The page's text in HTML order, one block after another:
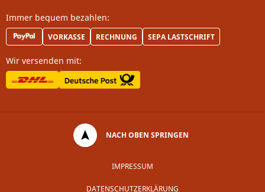
Immer bequem bezahlen:
VORKASSE RECHNUNG SEPA LASTSCHRIFT
Wir versenden mit:
NACH OBEN SPRINGEN
IMPRESSUM
DATENSCHUTZERKLÄRUNG